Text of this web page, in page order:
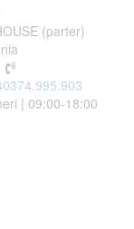
(parter)
| 09:00-18:00